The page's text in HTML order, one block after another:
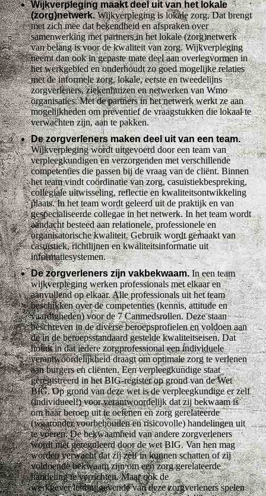
Wijkverpleging maakt deel uit van het lokale
(zorg)netwerk. Wijkverpleging is lokale zorg. Dat brengt
met zich mee dat bekendheid en afspraken over
samenwerking met partners in het lokale (zorg)netwerk
van belang is voor de kwaliteit van zorg. Wijkverpleging
neemt dan ook in gepaste mate deel aan overlegvormen in
het werkgebied en onderhoudt zo goed mogelijke relaties
met de informele zorg, lokale, eerste en tweedelijns
zorgverleners, ziekenhuizen en netwerken van Wmo
organisaties. Met de partners in het netwerk werkt ze aan
mogelijkheden om preventief de vraagstukken die lokaal te
verwachten zijn, aan te pakken.
De zorgverleners maken deel uit van een team.
Wijkverpleging wordt uitgevoerd door een team van
verpleegkundigen en verzorgenden met verschillende
competenties die passen bij de vraag van de cliënt. Binnen
het team vindt coördinatie van zorg, casuïstiekbespreking,
collegiale uitwisseling, reflectie en kwaliteitsontwikkeling
plaats. In het team wordt geleerd uit de praktijk en van
gespecialiseerde collegae in het netwerk. In het team wordt
aandacht besteed aan relationele, professionele en
organisatorische kwaliteit. Gebruik wordt gemaakt van
casuïstiek, richtlijnen en kwaliteitsinformatie uit
informatiesystemen.
De zorgverleners zijn vakbekwaam.In een team
wijkverpleging werken professionals met elkaar en
aanvullend op elkaar. Alle professionals uit het team
beschikken over de competenties (kennis, attitude en
vaardigheden) voor de 7 Canmedsrollen. Deze staan
beschreven in de diverse beroepsprofielen en voldoen aan
de in de beroepsstandaard gestelde kwaliteitseisen. Dat
houdt in dat iedere zorgprofessional een individuele
verantwoordelijkheid draagt om optimale zorg te verlenen
aan burgers en cliënten. Een verpleegkundige staat
geregistreerd in het BIG-register op grond van de Wet
BIG. Op grond van deze wet is de verpleegkundige er zelf
(individueel!) voor verantwoordelijk dat zij bekwaam is
om haar beroep uit te oefenen en zorg gerelateerde
(waaronder voorbehouden en risicovolle) handelingen uit
te voeren. De bekwaamheid van andere zorgverleners
wordt niet gereguleerd door de wet BIG. Van hen mag
worden verwacht dat zij zelf in kunnen schatten of zij
voldoende bekwaam zijn om een zorg gerelateerde
handeling te verrichten. Maar ook de
werkgever/leidinggevende van deze zorgverleners spelen